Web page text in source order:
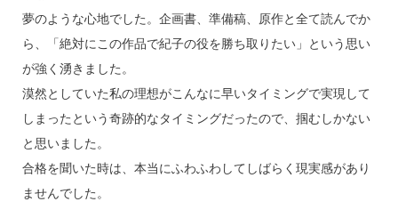
夢のような心地でした。企画書、準備稿、原作と全て読んでか
ら、「絶対にこの作品で紀子の役を勝ち取りたい」という思い
が強く湧きました。
漠然としていた私の理想がこんなに早いタイミングで実現して
しまったという奇跡的なタイミングだったので、掴むしかない
と思いました。
合格を聞いた時は、本当にふわふわしてしばらく現実感があり
ませんでした。